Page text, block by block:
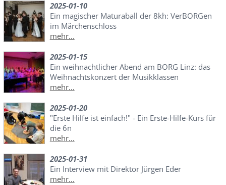
2025-01-10
Ein magischer Maturaball der 8kh: VerBORGen
im Märchenschloss
mehr...
2025-01-15
Ein weihnachtlicher Abend am BORG Linz: das
Weihnachtskonzert der Musikklassen
mehr...
2025-01-20
"Erste Hilfe ist einfach!" - Ein Erste-Hilfe-Kurs für
die 6n
mehr...
2025-01-31
Ein Interview mit Direktor Jürgen Eder
mehr...